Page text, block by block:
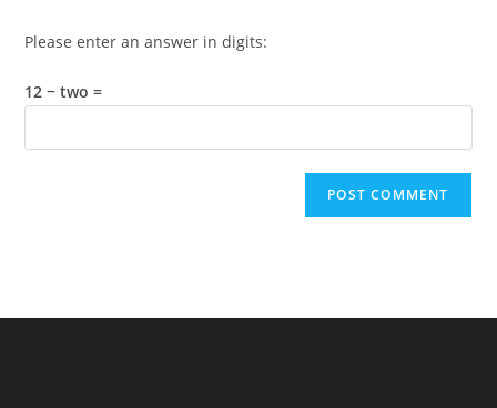
Please enter an answer in digits:
12 − two =